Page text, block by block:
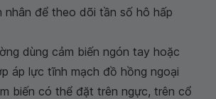
nhân để theo dõi tần số hô hấp
dùng cảm biến ngón tay hoặc
áp lực tĩnh mạch đồ hồng ngoại
biến có thể đặt trên ngực, trên cổ